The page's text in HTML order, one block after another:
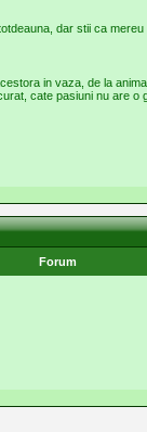
dar stii ca
in vaza, de la
cate pasiuni nu are o
Forum